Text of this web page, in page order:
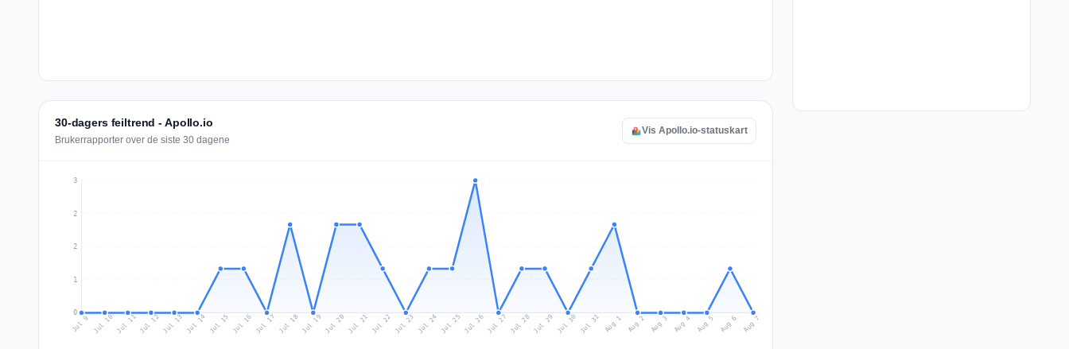
30-dagers feiltrend - Apollo.io
Brukerrapporter over de siste 30 dagene
Vis Apollo.io-statuskart
0
1
2
2
3
Jul 9 Jul 10 Jul 11Jul 12Jul 13 Jul 14 Jul 15 Jul 16 Jul 17 Jul 18Jul 19 Jul 20 Jul 21 Jul 22 Jul 23 Jul 24 Jul 25 Jul 26Jul 27 Jul 28Jul 29 Jul 30 Jul 31 Aug 1 Aug 2 Aug 3 Aug 4 Aug 5 Aug 6 Aug 7